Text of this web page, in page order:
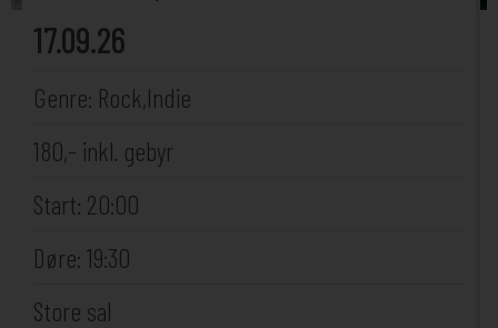
17.09.26
Genre: Rock,Indie
180,- inkl. gebyr
Start: 20:00
Døre: 19:30
Store sal